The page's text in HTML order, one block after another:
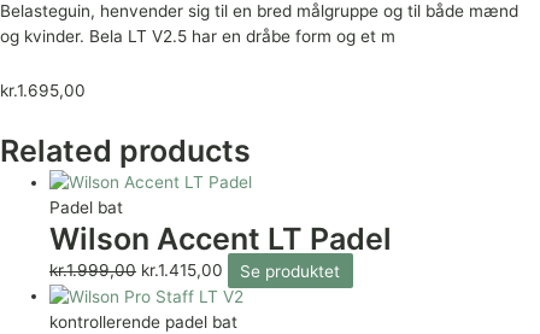
Belasteguin, henvender sig til en bred målgruppe og til både mænd
og kvinder. Bela LT V2.5 har en dråbe form og et m
kr.1.695,00
Related products
Padel bat
Wilson Accent LT Padel
kr.1.999,00 kr.1.415,00 Se produktet
kontrollerende padel bat